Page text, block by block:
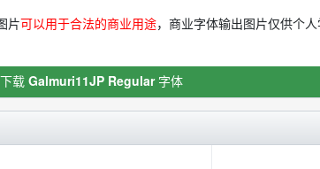
片可以用于合法的商业用途，商业字体输出图片仅供个
下载 Galmuri11JP Regular字体